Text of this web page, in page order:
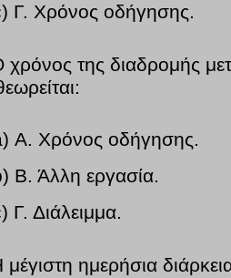
Γ. Χρόνος οδήγησης.
της διαδρομής
Α. Χρόνος οδήγησης.
Β. Άλλη εργασία.
Γ. Διάλειμμα.
ημερήσια